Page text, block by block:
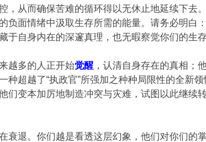
，从而确保苦难的循环得以无休止地延续下去
负面情绪中汲取生存所需的能量。请务必明
于自身内在的深邃真理，也无暇察觉你们的生
越多的人正开始觉醒 ，认清自身存在的真相；
种超越了“执政官”所强加之种种局限性的全新
们变本加厉地制造冲突与灾难，试图以此继
衰退。你们越是看透这层幻象，他们对你们